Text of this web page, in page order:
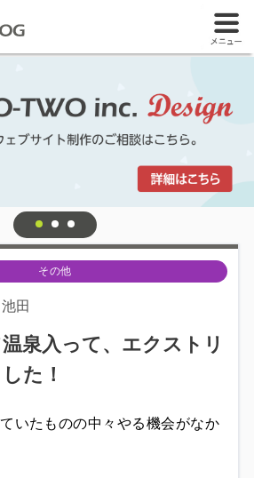
その他
池田
泉入って、エクストリ
た！
いたものの中々やる機会がなか